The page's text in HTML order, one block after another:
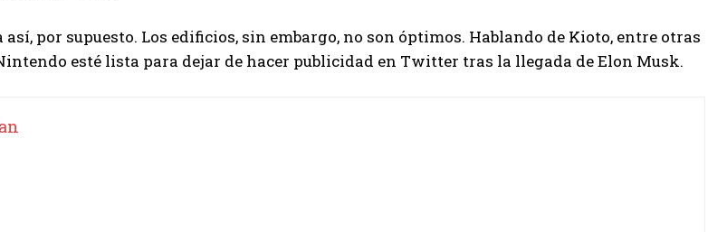
así, por supuesto. Los edificios, sin embargo, no son óptimos. Hablando de Kioto, entre otras
esté lista para dejar de hacer publicidad en Twitter tras la llegada de Elon Musk.